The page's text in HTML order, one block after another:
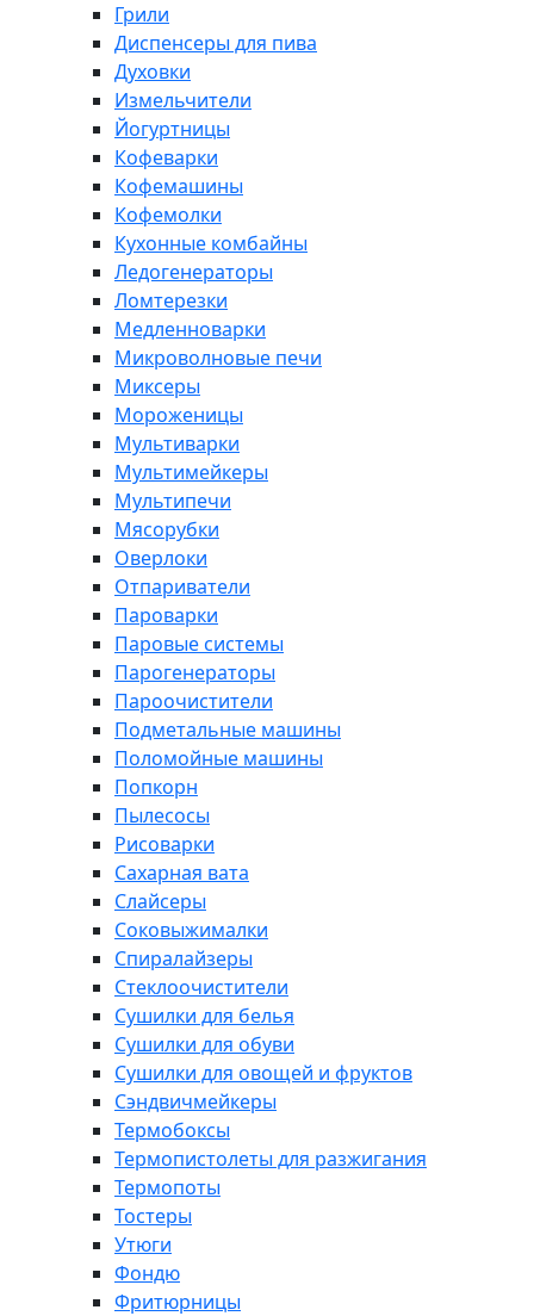
Грили
Диспенсеры для пива
Духовки
Измельчители
Йогуртницы
Кофеварки
Кофемашины
Кофемолки
Кухонные комбайны
Ледогенераторы
Ломтерезки
Медленноварки
Микроволновые печи
Миксеры
Мороженицы
Мультиварки
Мультимейкеры
Мультипечи
Мясорубки
Оверлоки
Отпариватели
Пароварки
Паровые системы
Парогенераторы
Пароочистители
Подметальные машины
Поломойные машины
Попкорн
Пылесосы
Рисоварки
Сахарная вата
Слайсеры
Соковыжималки
Спиралайзеры
Стеклоочистители
Сушилки для белья
Сушилки для обуви
Сушилки для овощей и фруктов
Сэндвичмейкеры
Термобоксы
Термопистолеты для разжигания
Термопоты
Тостеры
Утюги
Фондю
Фритюрницы